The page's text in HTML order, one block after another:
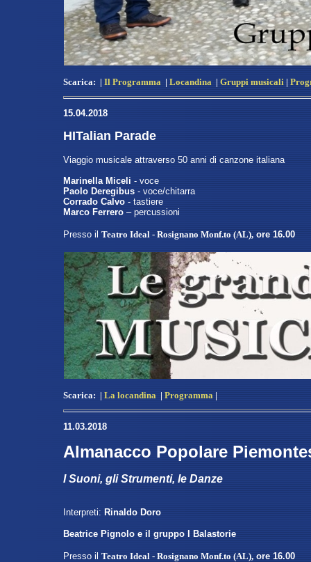
Scarica: | Il Programma | Locandina | Gruppi musicali |
15.04.2018
HITalian Parade
Viaggio musicale attraverso 50 anni di canzone italiana
Marinella Miceli - voce
Paolo Deregibus - voce/chitarra
Corrado Calvo - tastiere
Marco Ferrero – percussioni
Presso il Teatro Ideal - Rosignano Monf.to (AL), ore 16.00
Scarica: | La locandina | Programma |
11.03.2018
Almanacco Popolare
I Suoni, gli Strumenti, le Danze
Interpreti: Rinaldo Doro
Beatrice Pignolo e il gruppo I Balastorie
Presso il Teatro Ideal - Rosignano Monf.to (AL), ore 16.00